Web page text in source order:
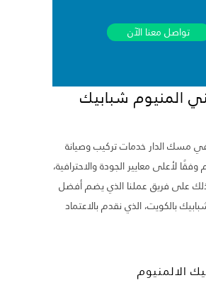
تواصل معنا الآن
المنيوم شبابيك
مسك الدار خدمات تركيب وصيانة
لأعلى معايير الجودة والاحترافية،
على فريق عملنا الذي يضم أفضل
بالكويت، الذي نقدم بالاعتماد
الالمنيوم